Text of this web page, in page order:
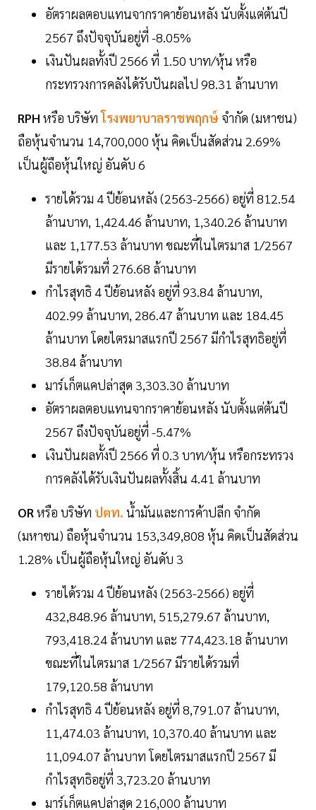
อัตราผลตอบแทนจากราคาย้อนหลัง นับตั้งแต่ต้นปี
2567 ถึงปัจจุบันอยู่ที่ -8.05%
เงินปันผลทั้งปี 2566 ที่ 1.50 บาท/หุ้น หรือ
กระทรวงการคลังได้รับปันผลไป 98.31 ล้านบาท
RPH หรือ บริษัทโรงพยาบาลราชพฤกษ์ จำกัด (มหาชน)
ถือหุ้นจำนวน 14,700,000 หุ้น คิดเป็นสัดส่วน 2.69%
เป็นผู้ถือหุ้นใหญ่ อันดับ 6
รายได้รวม 4 ปีย้อนหลัง (2563-2566) อยู่ที่ 812.54
ล้านบาท, 1,424.46 ล้านบาท, 1,340.26 ล้านบาท
และ 1,177.53 ล้านบาท ขณะที่ในไตรมาส 1/2567
มีรายได้รวมที่ 276.68 ล้านบาท
กำไรสุทธิ 4 ปีย้อนหลัง อยู่ที่ 93.84 ล้านบาท,
402.99 ล้านบาท, 286.47 ล้านบาท และ 184.45
ล้านบาท โดยไตรมาสแรกปี 2567 มีกำไรสุทธิอยู่ที่
38.84 ล้านบาท
มาร์เก็ตแคปล่าสุด 3,303.30 ล้านบาท
อัตราผลตอบแทนจากราคาย้อนหลัง นับตั้งแต่ต้นปี
2567 ถึงปัจจุบันอยู่ที่ -5.47%
เงินปันผลทั้งปี 2566 ที่ 0.3 บาท/หุ้น หรือกระทรวง
การคลังได้รับเงินปันผลทั้งสิ้น 4.41 ล้านบาท
ORหรือ บริษัท ปตท. น้ำมันและการค้าปลีก จำกัด
(มหาชน) ถือหุ้นจำนวน 153,349,808 หุ้น คิดเป็นสัดส่วน
1.28% เป็นผู้ถือหุ้นใหญ่ อันดับ 3
รายได้รวม 4 ปีย้อนหลัง (2563-2566) อยู่ที่
432,848.96 ล้านบาท, 515,279.67 ล้านบาท,
793,418.24 ล้านบาท และ 774,423.18 ล้านบาท
ขณะที่ในไตรมาส 1/2567 มีรายได้รวมที่
179,120.58 ล้านบาท
กำไรสุทธิ 4 ปีย้อนหลัง อยู่ที่ 8,791.07 ล้านบาท,
11,474.03 ล้านบาท, 10,370.40 ล้านบาท และ
11,094.07 ล้านบาท โดยไตรมาสแรกปี 2567 มี
กำไรสุทธิอยู่ที่ 3,723.20 ล้านบาท
มาร์เก็ตแคปล่าสุด 216,000 ล้านบาท